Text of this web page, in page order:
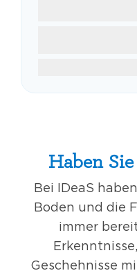
Haben
Bei IDeaS
Boden und die
immer
Geschehnisse